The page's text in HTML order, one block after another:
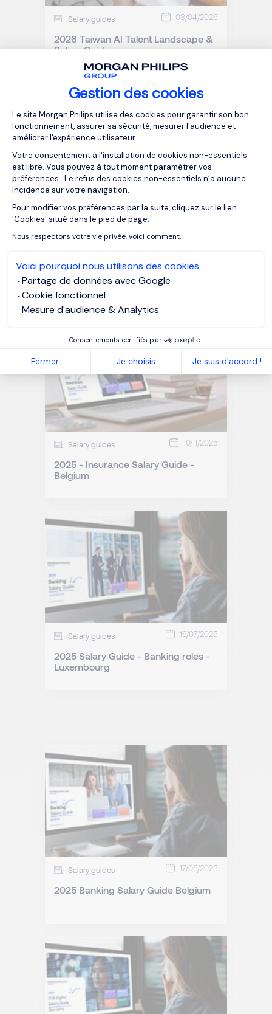
Gestion des cookies
Plateforme de Gestion du
Le site Morgan Philips utilise des cookies pour garantir son bon
fonctionnement, assurer sa sécurité, mesurer l'audience et
améliorer l'expérience utilisateur.
Votre consentement à l'installation de cookies non-essentiels
est libre. Vous pouvez à tout moment paramétrer vos
préférences. Le refus des cookies non-essentiels n’a aucune
incidence sur votre navigation.
Pour modifier vos préférences par la suite, cliquez sur le lien
'Cookies' situé dans le pied de page.
Nous respectons votre vie privée, voici comment.
Voici pourquoi nous utilisons des cookies.
Partage de données avec Google
Cookie fonctionnel
Mesure d'audience & Analytics
Consentements certifiés par
Fermer Je choisis Je suis d'accord !
Axeptio consent
Salary guides 03/04/2026
2026 Taiwan AI Talent Landscape &
Salary Guide
2025/2026 - Investment Funds
Salary Guide - Luxembourg
Salary guides 10/11/2025
2025 - Insurance Salary Guide -
Belgium
Salary guides 16/07/2025
2025 Salary Guide - Banking roles -
Luxembourg
Salary guides 17/06/2025
2025 Banking Salary Guide Belgium